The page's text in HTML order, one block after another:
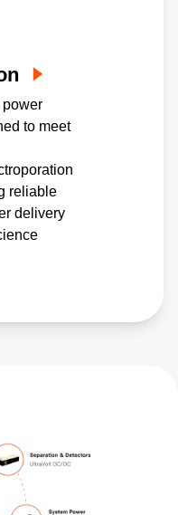
to meet
reliable
delivery